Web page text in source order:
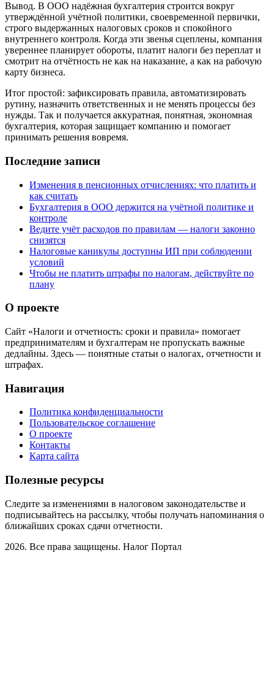
Вывод. В ООО надёжная бухгалтерия строится вокруг
утверждённой учётной политики, своевременной первички,
строго выдержанных налоговых сроков и спокойного
внутреннего контроля. Когда эти звенья сцеплены, компания
увереннее планирует обороты, платит налоги без переплат и
смотрит на отчётность не как на наказание, а как на рабочую
карту бизнеса.
Итог простой: зафиксировать правила, автоматизировать
рутину, назначить ответственных и не менять процессы без
нужды. Так и получается аккуратная, понятная, экономная
бухгалтерия, которая защищает компанию и помогает
принимать решения вовремя.
Последние записи
Изменения в пенсионных отчислениях: что платить и
как считать
Бухгалтерия в ООО держится на учётной политике и
контроле
Ведите учёт расходов по правилам — налоги законно
снизятся
Налоговые каникулы доступны ИП при соблюдении
условий
Чтобы не платить штрафы по налогам, действуйте по
плану
О проекте
Сайт «Налоги и отчетность: сроки и правила» помогает
предпринимателям и бухгалтерам не пропускать важные
дедлайны. Здесь — понятные статьи о налогах, отчетности и
штрафах.
Навигация
Политика конфиденциальности
Пользовательское соглашение
О проекте
Контакты
Карта сайта
Полезные ресурсы
Следите за изменениями в налоговом законодательстве и
подписывайтесь на рассылку, чтобы получать напоминания о
ближайших сроках сдачи отчетности.
2026. Все права защищены. Налог Портал